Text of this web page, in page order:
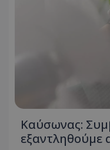
Kαύσωνας:
εξαντληθούμε